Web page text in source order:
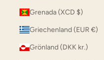
Grenada (XCD $)
Griechenland (EUR €)
Grönland (DKK kr.)